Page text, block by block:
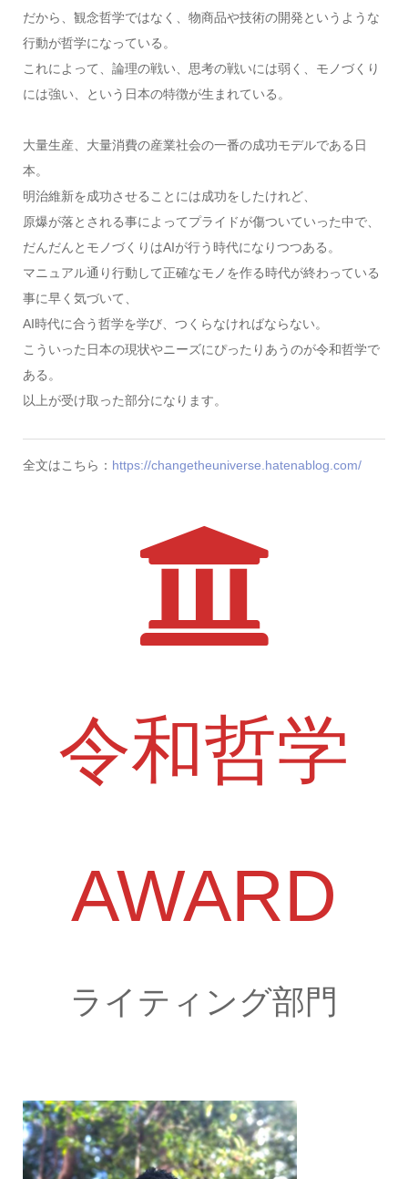
だから、観念哲学ではなく、物商品や技術の開発というような
行動が哲学になっている。
これによって、論理の戦い、思考の戦いには弱く、モノづくり
には強い、という日本の特徴が生まれている。
大量生産、大量消費の産業社会の一番の成功モデルである日
本。
明治維新を成功させることには成功をしたけれど、
原爆が落とされる事によってプライドが傷ついていった中で、
だんだんとモノづくりはAIが行う時代になりつつある。
マニュアル通り行動して正確なモノを作る時代が終わっている
事に早く気づいて、
AI時代に合う哲学を学び、つくらなければならない。
こういった日本の現状やニーズにぴったりあうのが令和哲学で
ある。
以上が受け取った部分になります。
全文はこちら： https://changetheuniverse.hatenablog.com/
令和哲学
AWARD
ライティング部門